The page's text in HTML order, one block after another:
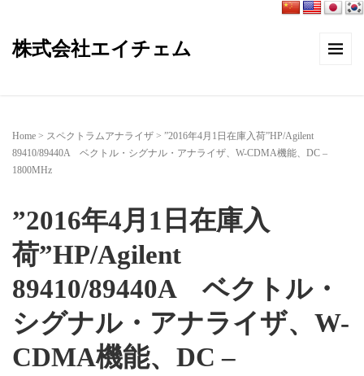
株式会社エイチェム
Home > スペクトラムアナライザ > ”2016年4月1日在庫入荷”HP/Agilent
89410/89440A ベクトル・シグナル・アナライザ、W-CDMA機能、DC –
1800MHz
”2016年4月1日在庫入
荷”HP/Agilent
89410/89440A ベクトル・
シグナル・アナライザ、W-
CDMA機能、DC –